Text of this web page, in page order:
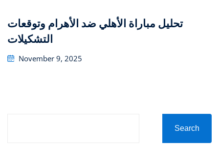
تحليل مباراة الأهلي ضد الأهرام وتوقعات
التشكيلات
Posted
November 9, 2025
Search